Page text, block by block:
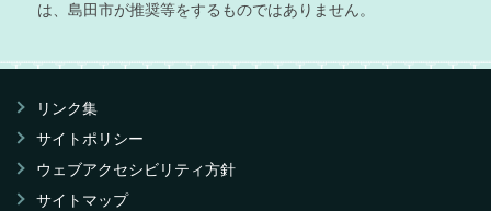
は、島田市が推奨等をするものではありません。
リンク集
サイトポリシー
ウェブアクセシビリティ方針
サイトマップ